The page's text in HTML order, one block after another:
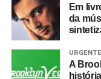
Em
da
URGENTE
A